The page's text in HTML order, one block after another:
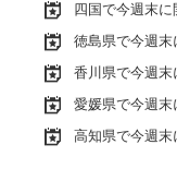
四国で今週末
徳島県で今週末
香川県で今週末
愛媛県で今週末
高知県で今週末